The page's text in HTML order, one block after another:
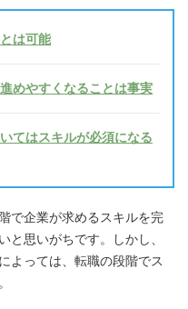
は可能
めやすくなることは事実
てはスキルが必須になる
で企業が求めるスキルを完
と思いがちです。しかし、
よっては、転職の段階でス